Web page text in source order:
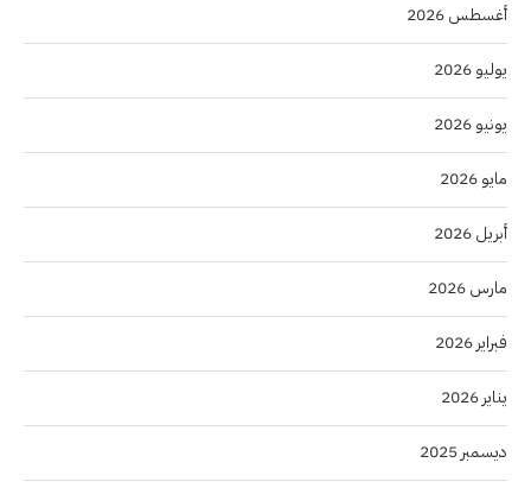
أغسطس 2026
يوليو 2026
يونيو 2026
مايو 2026
أبريل 2026
مارس 2026
فبراير 2026
يناير 2026
ديسمبر 2025